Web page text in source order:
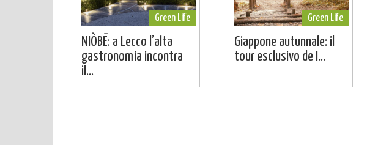
Green Life
NIÒBĒ: a Lecco l’alta
gastronomia incontra
il...
Green Life
Giappone autunnale: il
tour esclusivo de I...